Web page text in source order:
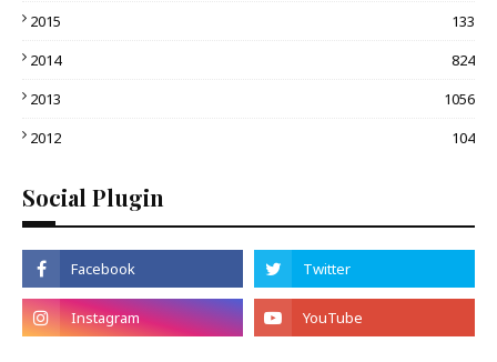
2015
133
2014
824
2013
1056
2012
104
Social Plugin